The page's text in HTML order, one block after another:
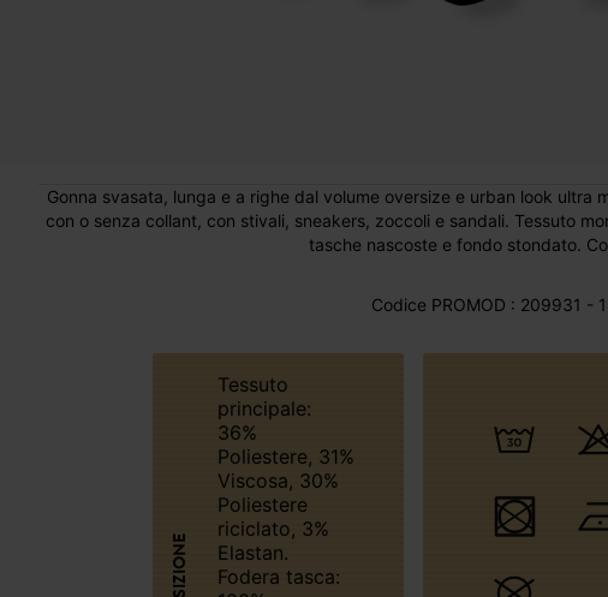
Gonna svasata, lunga e a righe dal volume oversize e urban look ultra
con o senza collant, con stivali, sneakers, zoccoli e sandali. Tessuto
tasche nascoste e fondo stondato.
Codice PROMOD : 209931 -
Tessuto
principale:
36%
Poliestere, 31%
Viscosa, 30%
Poliestere
riciclato, 3%
Elastan.
Fodera tasca: